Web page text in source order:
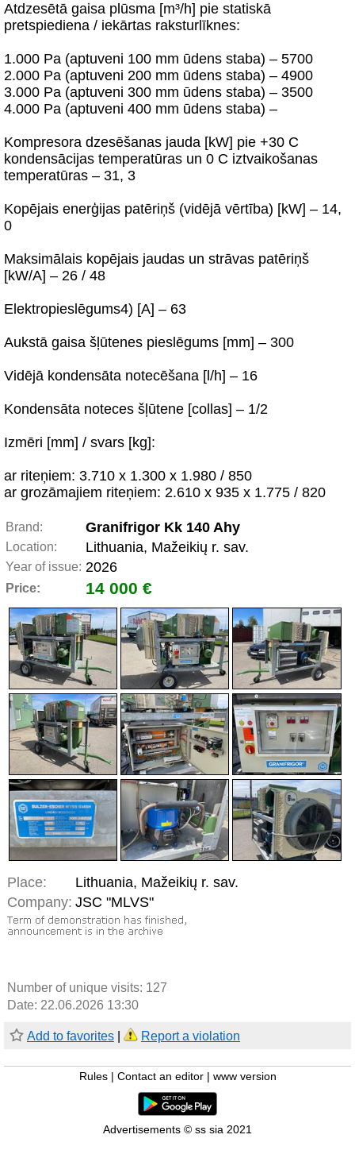
Atdzesētā gaisa plūsma [m³/h] pie statiskā
pretspiediena / iekārtas raksturlīknes:
1.000 Pa (aptuveni 100 mm ūdens staba) – 5700
2.000 Pa (aptuveni 200 mm ūdens staba) – 4900
3.000 Pa (aptuveni 300 mm ūdens staba) – 3500
4.000 Pa (aptuveni 400 mm ūdens staba) –
Kompresora dzesēšanas jauda [kW] pie +30 C
kondensācijas temperatūras un 0 C iztvaikošanas
temperatūras – 31, 3
Kopējais enerģijas patēriņš (vidējā vērtība) [kW] – 14,
0
Maksimālais kopējais jaudas un strāvas patēriņš
[kW/A] – 26 / 48
Elektropieslēgums4) [A] – 63
Aukstā gaisa šļūtenes pieslēgums [mm] – 300
Vidējā kondensāta notecēšana [l/h] – 16
Kondensāta noteces šļūtene [collas] – 1/2
Izmēri [mm] / svars [kg]:
ar riteņiem: 3.710 x 1.300 x 1.980 / 850
ar grozāmajiem riteņiem: 2.610 x 935 x 1.775 / 820
Brand: Granifrigor Kk 140 Ahy
Location: Lithuania, Mažeikių r. sav.
Year of issue: 2026
Price: 14 000 €
Place:
Lithuania, Mažeikių r. sav.
Company: JSC "MLVS"
Number of unique visits: 127
Date: 22.06.2026 13:30
Add to favorites Report a violation
Rules Contact an editor www version
Advertisements © ss sia 2021